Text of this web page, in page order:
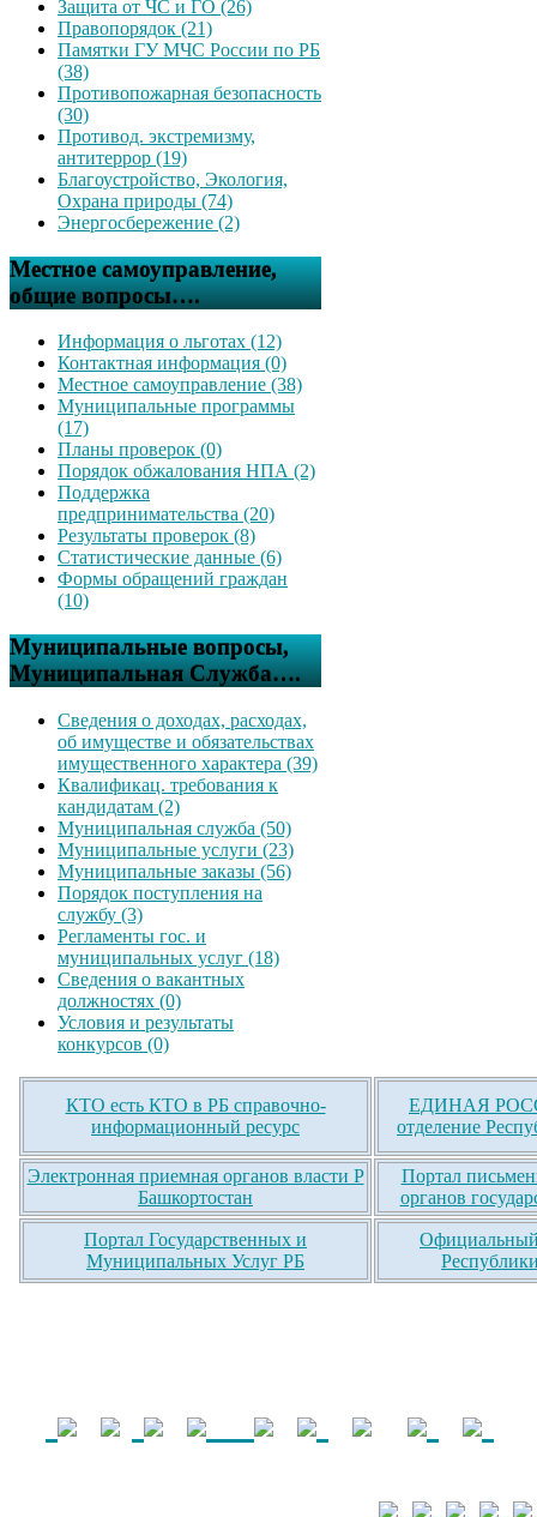
Защита от ЧС и ГО (26)
Правопорядок (21)
Памятки ГУ МЧС России по РБ
(38)
Противопожарная безопасность
(30)
Противод. экстремизму,
антитеррор (19)
Благоустройство, Экология,
Охрана природы (74)
Энергосбережение (2)
Местное самоуправление,
общие вопросы….
Информация о льготах (12)
Контактная информация (0)
Местное самоуправление (38)
Муниципальные программы
(17)
Планы проверок (0)
Порядок обжалования НПА (2)
Поддержка
предпринимательства (20)
Результаты проверок (8)
Статистические данные (6)
Формы обращений граждан
(10)
Муниципальные вопросы,
Муниципальная Служба….
Сведения о доходах, расходах,
об имуществе и обязательствах
имущественного характера (39)
Квалификац. требования к
кандидатам (2)
Муниципальная служба (50)
Муниципальные услуги (23)
Муниципальные заказы (56)
Порядок поступления на
службу (3)
Регламенты гос. и
муниципальных услуг (18)
Сведения о вакантных
должностях (0)
Условия и результаты
конкурсов (0)
КТО есть КТО в РБ справочно-
информационный ресурс
ЕДИНАЯ
отделение
Электронная приемная органов власти Р
Башкортостан
Портал
органов
Портал Государственных и
Муниципальных Услуг РБ
Официальный